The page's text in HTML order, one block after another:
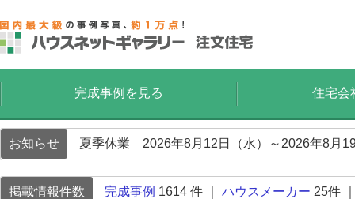
完成事例を見る 住宅会
お知らせ 夏季休業 2026年8月12日（水）～2026年8月
掲載情報件数 完成事例 1614 件 ｜ ハウスメーカー 25件